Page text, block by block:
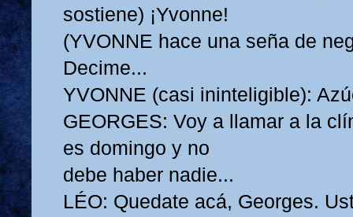
sostiene) ¡Yvonne!
(YVONNE hace una seña de
Decime...
YVONNE (casi ininteligible):
GEORGES: Voy a llamar a la
es domingo y no
debe haber nadie...
LÉO: Quedate acá, Georges.